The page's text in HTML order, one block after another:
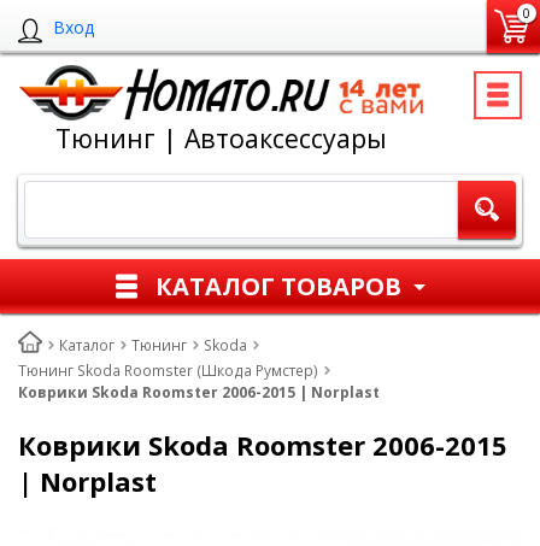
Вход
0
Тюнинг | Автоаксессуары
КАТАЛОГ ТОВАРОВ
Каталог Тюнинг
Skoda
Тюнинг Skoda Roomster (Шкода Румстер)
Коврики Skoda Roomster 2006-2015 | Norplast
Коврики Skoda Roomster 2006-2015
| Norplast